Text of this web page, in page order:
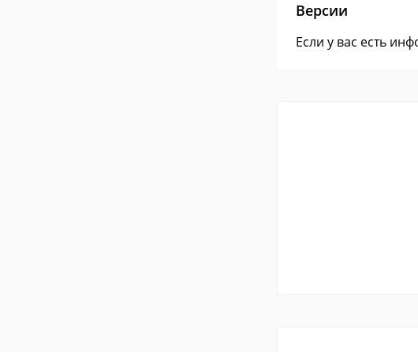
Версии
Если у вас есть